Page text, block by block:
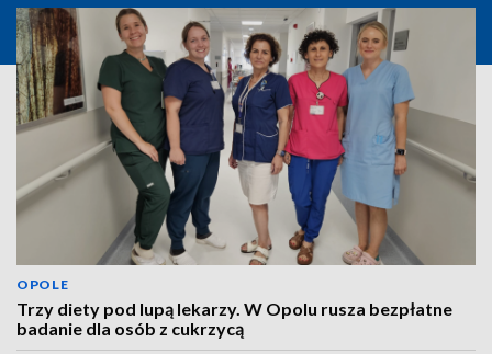
OPOLE
Trzy diety pod lupą lekarzy. W Opolu rusza bezpłatne
badanie dla osób z cukrzycą